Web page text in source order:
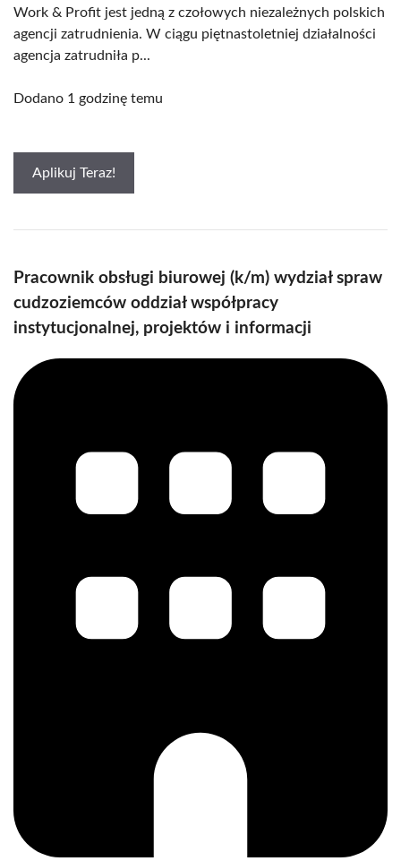
Work & Profit jest jedną z czołowych niezależnych polskich
agencji zatrudnienia. W ciągu piętnastoletniej działalności
agencja zatrudniła p...
Dodano 1 godzinę temu
Aplikuj Teraz!
Pracownik obsługi biurowej (k/m) wydział spraw
cudzoziemców oddział współpracy
instytucjonalnej, projektów i informacji